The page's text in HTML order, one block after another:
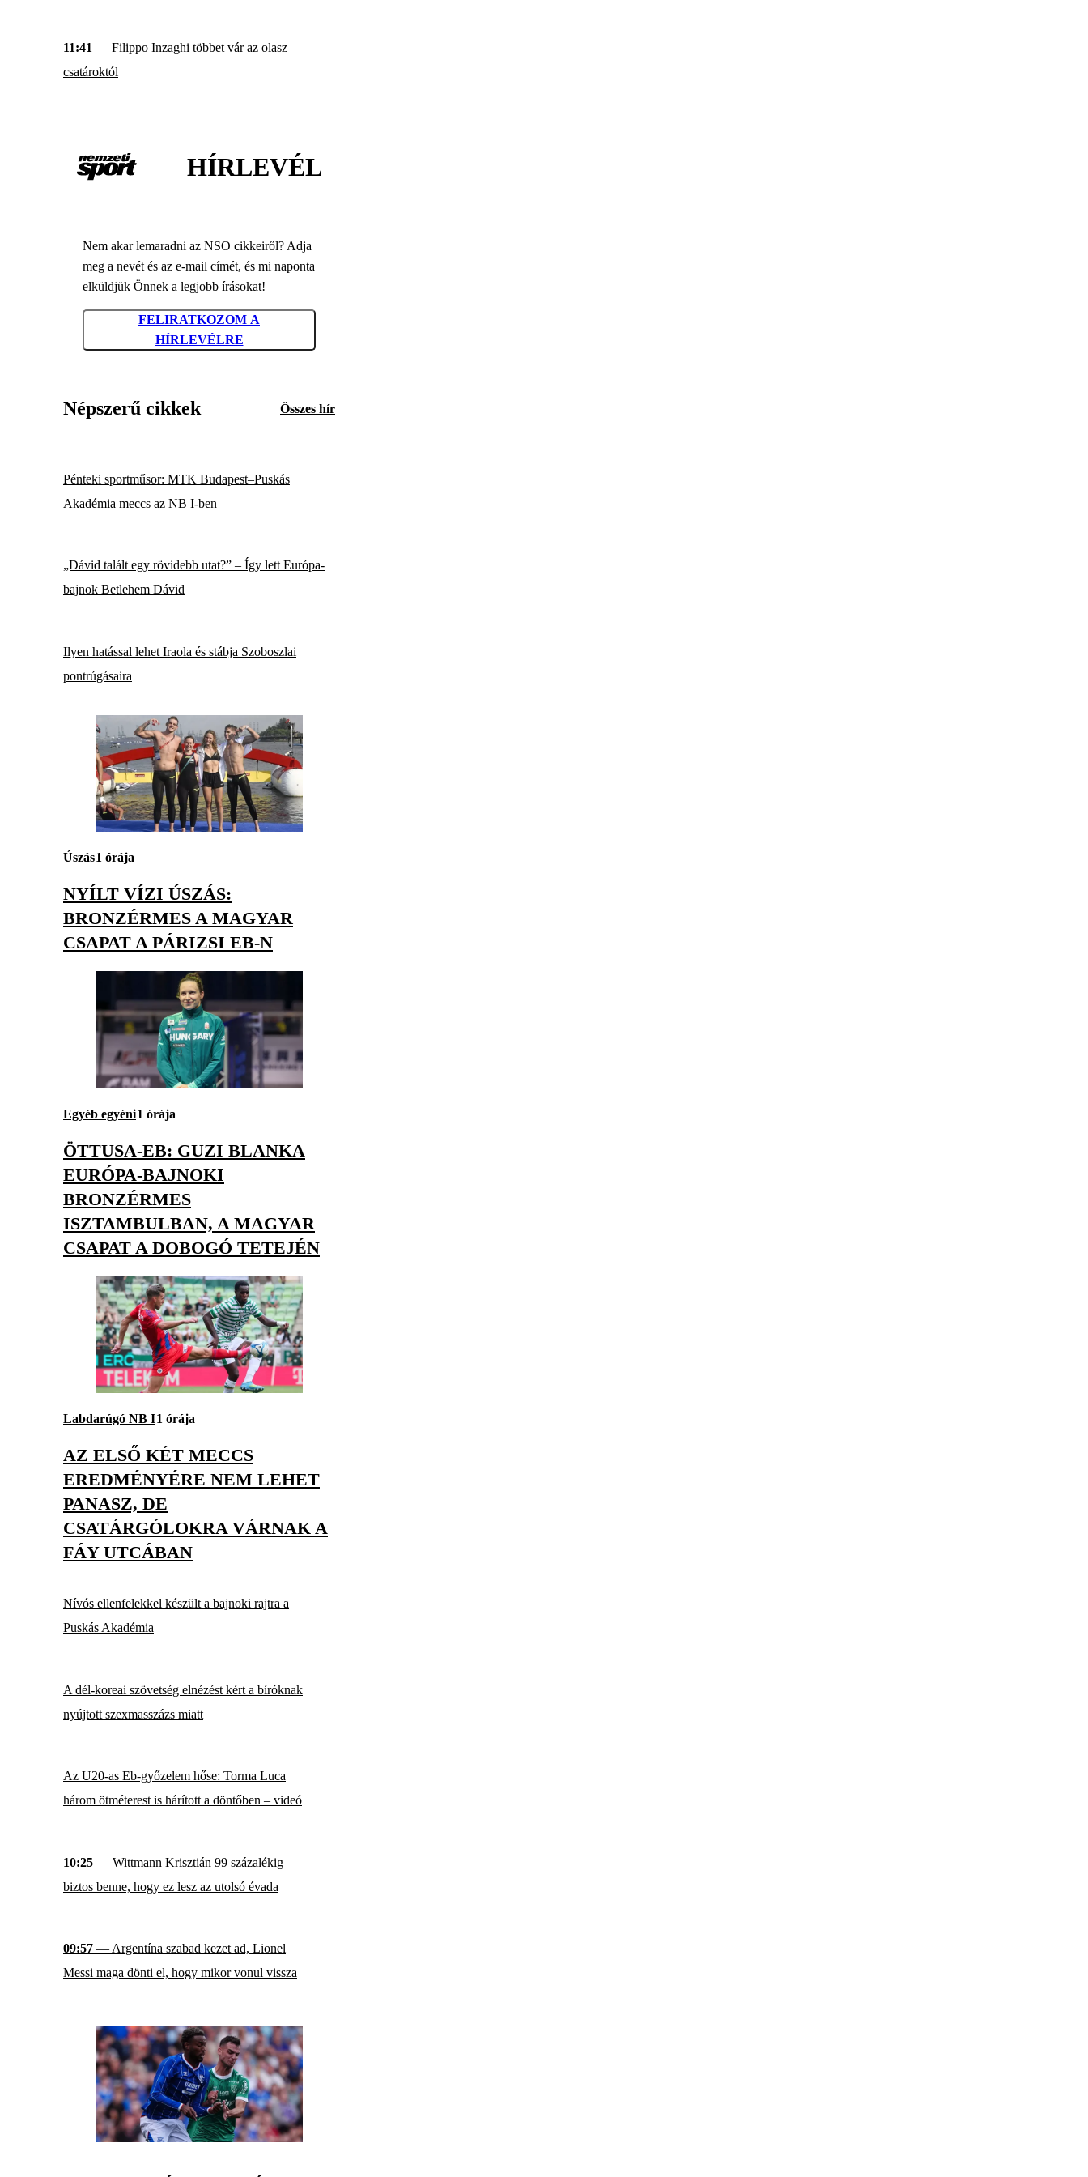
11:41 — Filippo Inzaghi többet vár az olasz
csatároktól
HÍRLEVÉL
Nem akar lemaradni az NSO cikkeiről? Adja
meg a nevét és az e-mail címét, és mi naponta
elküldjük Önnek a legjobb írásokat!
FELIRATKOZOM A
HÍRLEVÉLRE
Népszerű cikkek Összes hír
Pénteki sportműsor: MTK Budapest–Puskás
Akadémia meccs az NB I-ben
„Dávid talált egy rövidebb utat?” – Így lett Európa-
bajnok Betlehem Dávid
Ilyen hatással lehet Iraola és stábja Szoboszlai
pontrúgásaira
Úszás1 órája
NYÍLT VÍZI ÚSZÁS:
BRONZÉRMES A MAGYAR
CSAPAT A PÁRIZSI EB-N
Egyéb egyéni1 órája
ÖTTUSA-EB: GUZI BLANKA
EURÓPA-BAJNOKI
BRONZÉRMES
ISZTAMBULBAN, A MAGYAR
CSAPAT A DOBOGÓ TETEJÉN
Labdarúgó NB I1 órája
AZ ELSŐ KÉT MECCS
EREDMÉNYÉRE NEM LEHET
PANASZ, DE
CSATÁRGÓLOKRA VÁRNAK A
FÁY UTCÁBAN
Nívós ellenfelekkel készült a bajnoki rajtra a
Puskás Akadémia
A dél-koreai szövetség elnézést kért a bíróknak
nyújtott szexmasszázs miatt
Az U20-as Eb-győzelem hőse: Torma Luca
három ötméterest is hárított a döntőben – videó
10:25 — Wittmann Krisztián 99 százalékig
biztos benne, hogy ez lesz az utolsó évada
09:57 — Argentína szabad kezet ad, Lionel
Messi maga dönti el, hogy mikor vonul vissza